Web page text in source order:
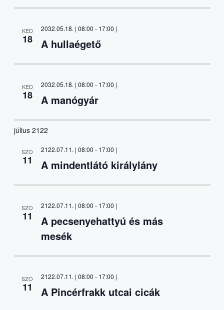
KED
18
2032.05.18. | 08:00 - 17:00 |
A hullaégető
KED
18
2032.05.18. | 08:00 - 17:00 |
A manógyár
július 2122
SZO
11
2122.07.11. | 08:00 - 17:00 |
A mindentlátó királylány
SZO
11
2122.07.11. | 08:00 - 17:00 |
A pecsenyehattyú és más
mesék
SZO
11
2122.07.11. | 08:00 - 17:00 |
A Pincérfrakk utcai cicák